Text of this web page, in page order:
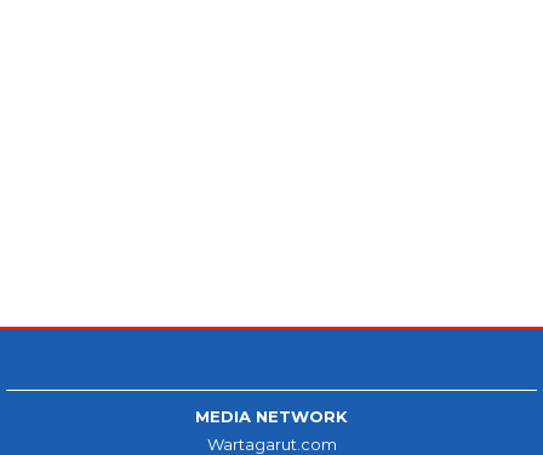
MEDIA NETWORK
Wartagarut.com